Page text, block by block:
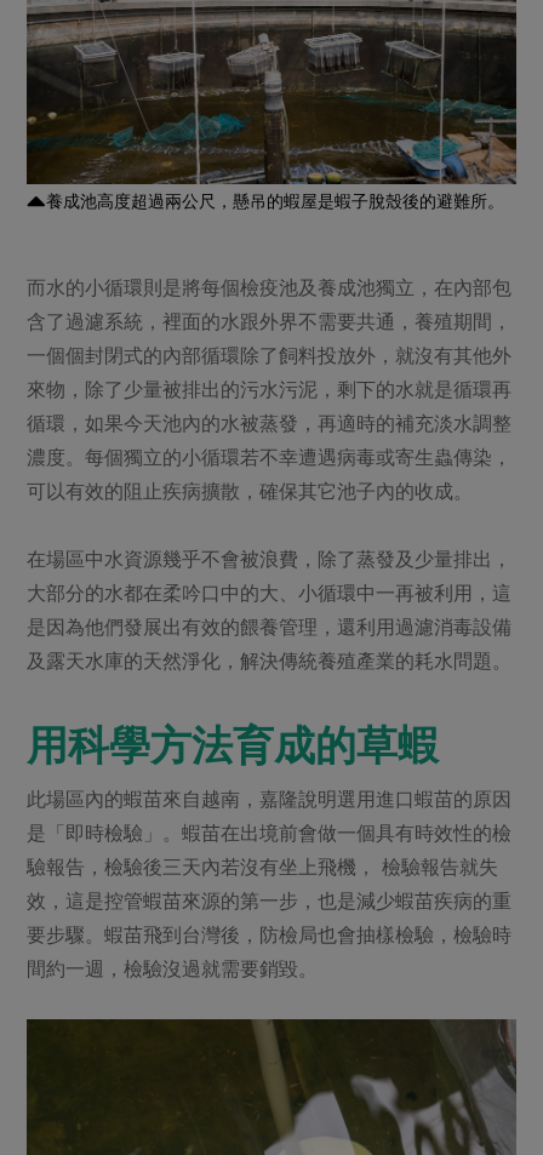
養成池高度超過兩公尺，懸吊的蝦屋是蝦子脫殼後的避難所。
而水的小循環則是將每個檢疫池及養成池獨立，在內部包
含了過濾系統，裡面的水跟外界不需要共通，養殖期間，
一個個封閉式的內部循環除了飼料投放外，就沒有其他外
來物，除了少量被排出的污水污泥，剩下的水就是循環再
循環，如果今天池內的水被蒸發，再適時的補充淡水調整
濃度。每個獨立的小循環若不幸遭遇病毒或寄生蟲傳染，
可以有效的阻止疾病擴散，確保其它池子內的收成。
在場區中水資源幾乎不會被浪費，除了蒸發及少量排出，
大部分的水都在柔吟口中的大、小循環中一再被利用，這
是因為他們發展出有效的餵養管理，還利用過濾消毒設備
及露天水庫的天然淨化，解決傳統養殖產業的耗水問題。
用科學方法育成的草蝦
此場區內的蝦苗來自越南，嘉隆說明選用進口蝦苗的原因
是「即時檢驗」。蝦苗在出境前會做一個具有時效性的檢
驗報告，檢驗後三天內若沒有坐上飛機， 檢驗報告就失
效，這是控管蝦苗來源的第一步，也是減少蝦苗疾病的重
要步驟。蝦苗飛到台灣後，防檢局也會抽樣檢驗，檢驗時
間約一週，檢驗沒過就需要銷毀。